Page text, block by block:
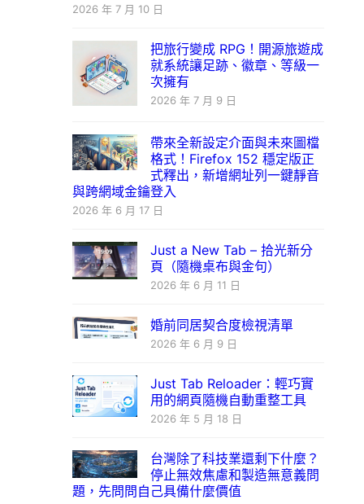
2026 年 7 月 10 日
把旅行變成 RPG！開源旅遊成
就系統讓足跡、徽章、等級一
次擁有
2026 年 7 月 9 日
帶來全新設定介面與未來圖檔
格式！Firefox 152 穩定版正
式釋出，新增網址列一鍵靜音
與跨網域金鑰登入
2026 年 6 月 17 日
Just a New Tab – 拾光新分
頁（隨機桌布與金句）
2026 年 6 月 11 日
婚前同居契合度檢視清單
2026 年 6 月 9 日
Just Tab Reloader：輕巧實
用的網頁隨機自動重整工具
2026 年 5 月 18 日
台灣除了科技業還剩下什麼？
停止無效焦慮和製造無意義問
題，先問問自己具備什麼價值